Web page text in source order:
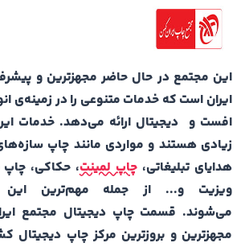
این مجتمع در حال حاضر مجهزترین و
ایران است که خدمات متنوعی را در زمینه‌ی
افست و دیجیتال ارائه می‌دهد. خدمات
زیادی هستند و مواردی مانند چاپ
هدایای تبلیغاتی، چاپ لمینت، حکاکی،
ویزیت و... از جمله مهم‌ترین
می‌شوند. قسمت چاپ دیجیتال مجتمع
مجهزترین و بروزترین مرکز چاپ دیجیتال